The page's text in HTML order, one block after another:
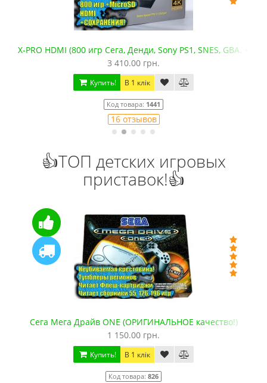
X-PRO HDMI (800 игр Сега, Денди, Sony PS1, SNES, GBA.
3 410.00 грн.
Купить! В 1 клік
Код товара: 1441
16 отзывов
👍ТОП детских игровых
приставок!👍
Сега Мега Драйв ONE (ОРИГИНАЛЬНОЕ качество!)
1 150.00 грн.
Купить! В 1 клік
Код товара: 826